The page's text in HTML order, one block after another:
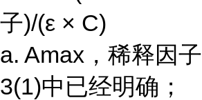
子)/(ε × C)
a. Amax，稀释因
3(1)中已经明确；